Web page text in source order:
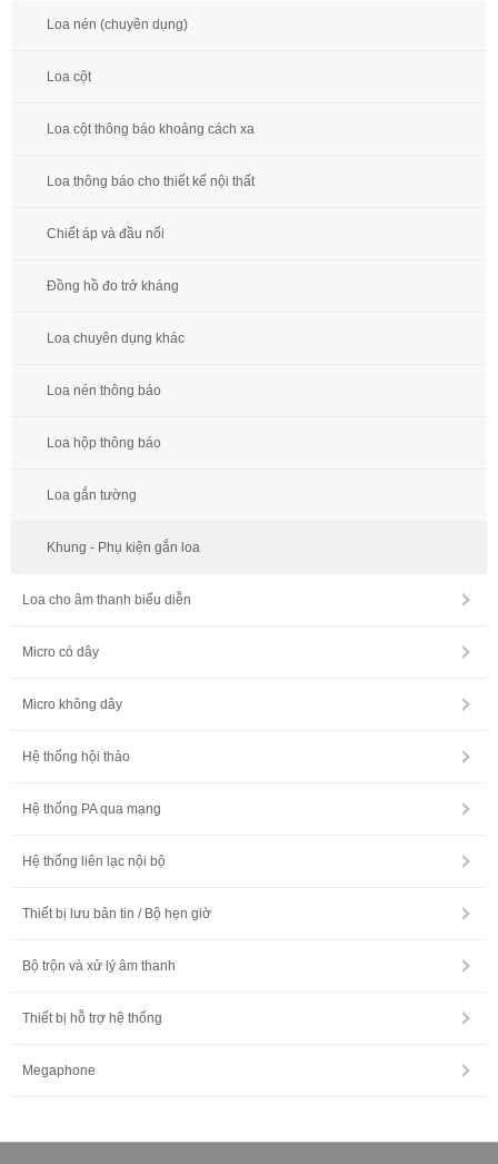
Loa nén (chuyên dụng)
Loa cột
Loa cột thông báo khoảng cách xa
Loa thông báo cho thiết kế nội thất
Chiết áp và đầu nối
Đồng hồ đo trở kháng
Loa chuyên dụng khác
Loa nén thông báo
Loa hộp thông báo
Loa gắn tường
Khung - Phụ kiện gắn loa
Loa cho âm thanh biểu diễn
Micro có dây
Micro không dây
Hệ thống hội thảo
Hệ thống PA qua mạng
Hệ thống liên lạc nội bộ
Thiết bị lưu bản tin / Bộ hẹn giờ
Bộ trộn và xử lý âm thanh
Thiết bị hỗ trợ hệ thống
Megaphone